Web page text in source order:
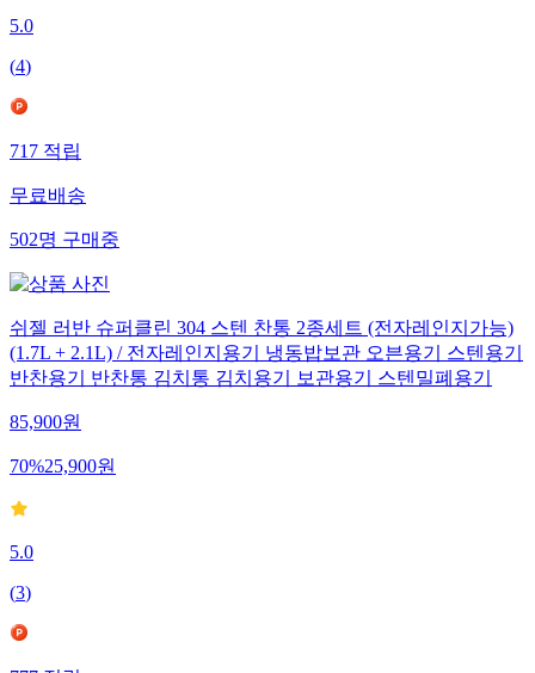
5.0
(4)
717적립
무료배송
502명구매중
쉬젤 러반 슈퍼클린 304 스텐 찬통 2종세트 (전자레인지가능)
(1.7L + 2.1L) / 전자레인지용기 냉동밥보관 오븐용기 스텐용기
반찬용기 반찬통 김치통 김치용기 보관용기 스텐밀폐용기
85,900원
70%25,900원
5.0
(3)